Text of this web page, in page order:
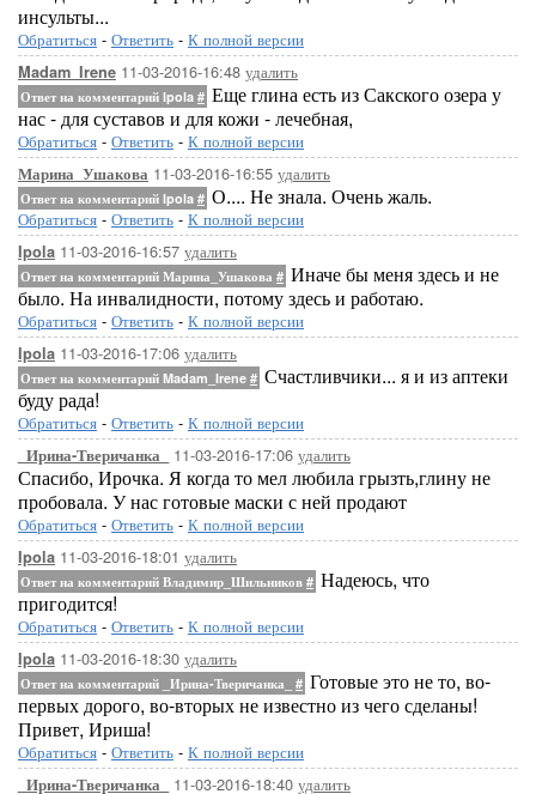
инсульты...
Обратиться - Ответить - К полной версии
Madam_Irene 11-03-2016-16:48 удалить
Ответ на комментарий Ipola # Еще глина есть из Сакского озера у
нас - для суставов и для кожи - лечебная,
Обратиться - Ответить - К полной версии
Марина_Ушакова 11-03-2016-16:55 удалить
Ответ на комментарий Ipola # О.... Не знала. Очень жаль.
Обратиться - Ответить - К полной версии
Ipola 11-03-2016-16:57 удалить
Ответ на комментарий Марина_Ушакова # Иначе бы меня здесь и не
было. На инвалидности, потому здесь и работаю.
Обратиться - Ответить - К полной версии
Ipola 11-03-2016-17:06 удалить
Ответ на комментарий Madam_Irene # Счастливчики... я и из аптеки
буду рада!
Обратиться - Ответить - К полной версии
_Ирина-Тверичанка_ 11-03-2016-17:06 удалить
Спасибо, Ирочка. Я когда то мел любила грызть,глину не
пробовала. У нас готовые маски с ней продают
Обратиться - Ответить - К полной версии
Ipola 11-03-2016-18:01 удалить
Ответ на комментарий Владимир_Шильников # Надеюсь, что
пригодится!
Обратиться - Ответить - К полной версии
Ipola 11-03-2016-18:30 удалить
Ответ на комментарий _Ирина-Тверичанка_ # Готовые это не то, во-
первых дорого, во-вторых не известно из чего сделаны!
Привет, Ириша!
Обратиться - Ответить - К полной версии
_Ирина-Тверичанка_ 11-03-2016-18:40 удалить